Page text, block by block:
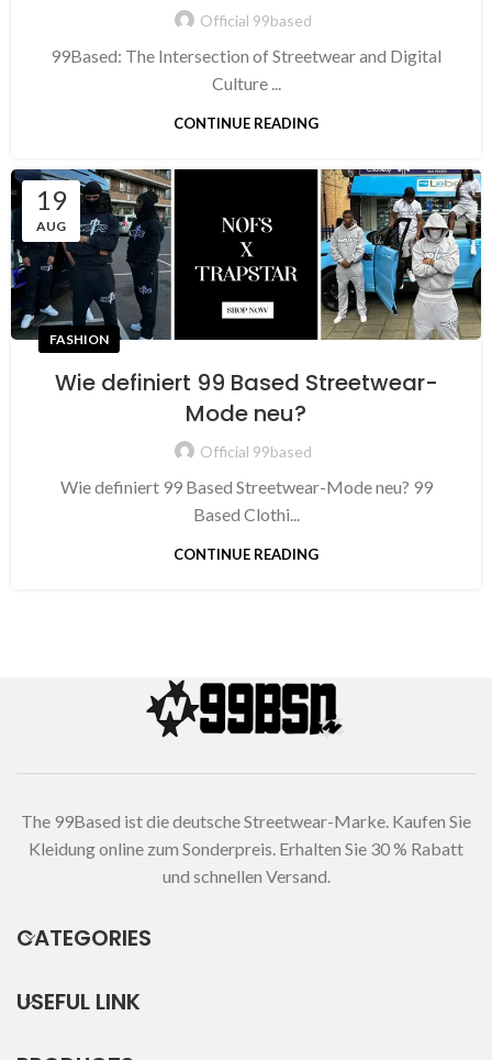
Official 99based
99Based: The Intersection of Streetwear and Digital
Culture ...
CONTINUE READING
19
AUG
FASHION
Wie definiert 99 Based Streetwear-
Mode neu?
Official 99based
Wie definiert 99 Based Streetwear-Mode neu? 99
Based Clothi...
CONTINUE READING
The 99Based ist die deutsche Streetwear-Marke. Kaufen Sie
Kleidung online zum Sonderpreis. Erhalten Sie 30 % Rabatt
und schnellen Versand.
CATEGORIES
USEFUL LINK